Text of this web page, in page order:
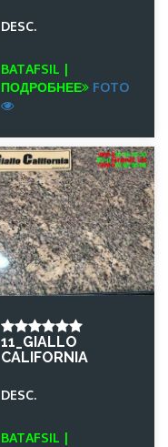
DESC.
BATAFSIL |
ПОДРОБНЕЕ
FOTO
11_GIALLO
CALIFORNIA
DESC.
BATAFSIL |